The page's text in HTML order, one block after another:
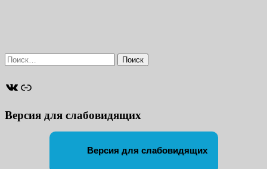
Найти:
ВКонтакте
Ссылка
Версия для слабовидящих
Версия для слабовидящих